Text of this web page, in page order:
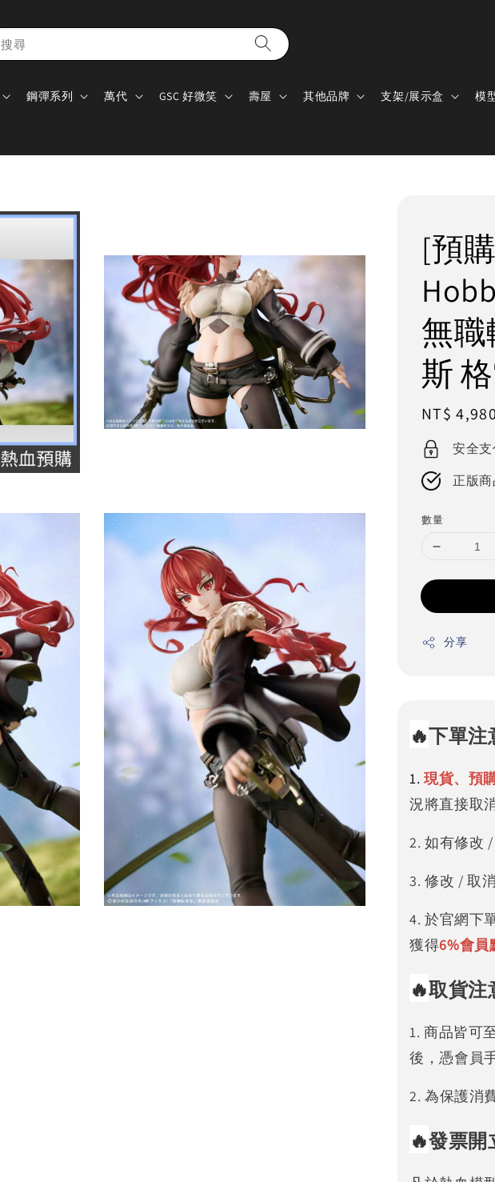
搜尋
鋼彈系列 萬代 GSC 好微笑 壽屋 其他品牌 支架/展示盒 模
[預
無
斯
Regular
price
NT$
安全
正版
數量
分享
🔥下單注
1. 現貨、預
況將直接取
2. 如有修改
3. 修改 / 取
4. 於官網下
獲得6%會員
🔥取貨注
1. 商品皆可
後，憑會員
2. 為保護消
🔥發票開